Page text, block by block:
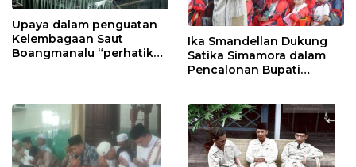
Upaya dalam penguatan
Kelembagaan Saut
Boangmanalu “perhatikan
Ika Smandellan Dukung
Satika Simamora dalam
Pencalonan Bupati